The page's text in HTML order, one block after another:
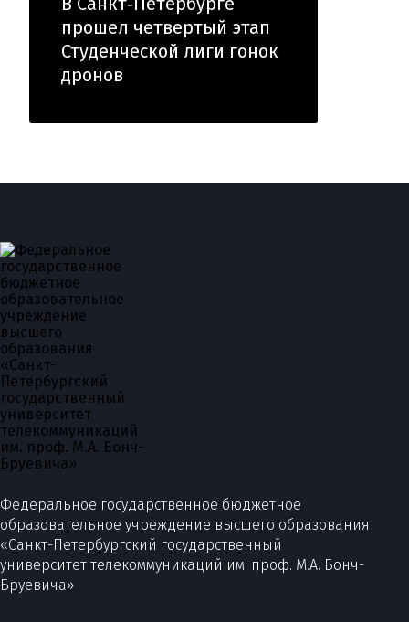
прошел четвертый этап
Студенческой лиги гонок
дронов
Федеральное государственное бюджетное
образовательное учреждение высшего образования
«Санкт-Петербургский государственный
университет телекоммуникаций им. проф. М.А. Бонч-
Бруевича»